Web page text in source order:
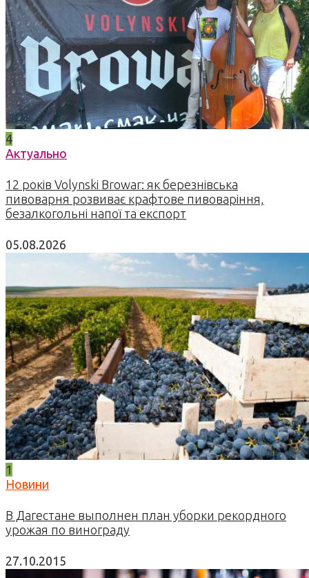
4
Актуально
12 років Volynski Browar: як березнівська
пивоварня розвиває крафтове пивоваріння,
безалкогольні напої та експорт
05.08.2026
1
Новини
В Дагестане выполнен план уборки рекордного
урожая по винограду
27.10.2015